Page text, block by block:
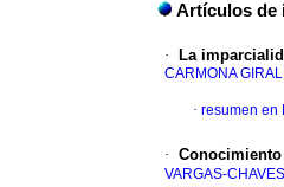
Artículos de
· La
CARMONA
· resumen en
·
VARGAS-